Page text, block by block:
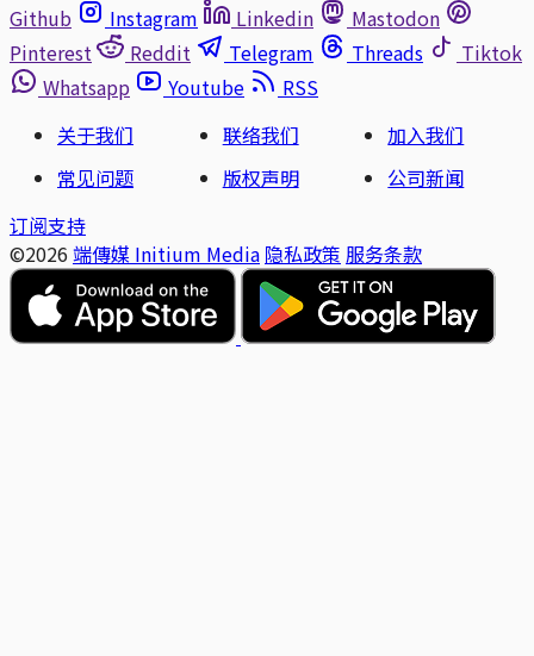
Github
Instagram Linkedin
Mastodon
Pinterest
Reddit Telegram Threads
Tiktok
Whatsapp
Youtube
RSS
关于我们
联络我们
加入我们
常见问题
版权声明
公司新闻
订阅支持
©2026 端傳媒 Initium Media 隐私政策 服务条款